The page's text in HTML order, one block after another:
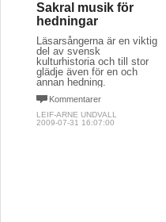
Sakral musik för
hedningar
Läsarsångerna är en viktig
del av svensk
kulturhistoria och till stor
glädje även för en och
annan hedning.
Kommentarer
LEIF-ARNE UNDVALL
2009-07-31 16:07:00